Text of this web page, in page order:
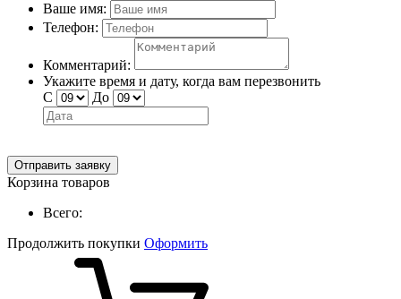
Ваше имя:
Телефон:
Комментарий:
Укажите время и дату, когда вам перезвонить
С
До
Отправить заявку
Корзина товаров
Всего:
Продолжить покупки Оформить